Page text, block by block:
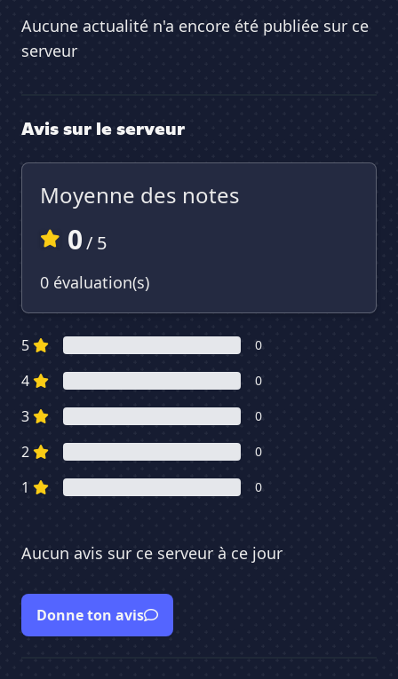
Aucune actualité n'a encore été publiée sur ce
serveur
Avis sur le serveur
Moyenne des notes
0/ 5
0 évaluation(s)
5 0
4 0
3 0
2 0
1 0
Aucun avis sur ce serveur à ce jour
Donne ton avis